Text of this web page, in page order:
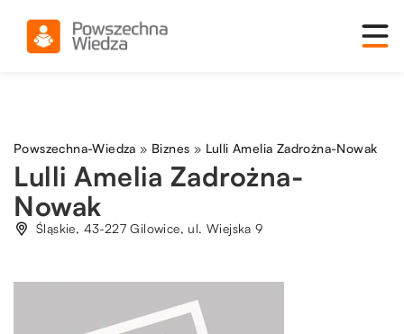
Powszechna-Wiedza » Biznes » Lulli Amelia Zadrożna-Nowak
Lulli Amelia Zadrożna-
Nowak
Śląskie, 43-227 Gilowice, ul. Wiejska 9